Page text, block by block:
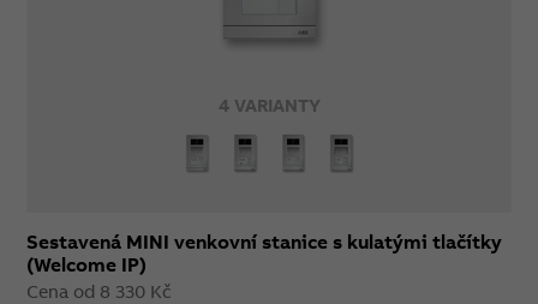
4 VARIANTY
Sestavená MINI venkovní stanice s kulatými tlačítky
(Welcome IP)
Cena od 8 330 Kč